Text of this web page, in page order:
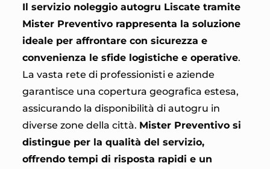
Il servizio noleggio autogru Liscate tramite
Mister Preventivo rappresenta la soluzione
ideale per affrontare con sicurezza e
convenienza le sfide logistiche e operative.
La vasta rete di professionisti e aziende
garantisce una copertura geografica estesa,
assicurando la disponibilità di autogru in
diverse zone della città. Mister Preventivo si
distingue per la qualità del servizio,
offrendo tempi di risposta rapidi e un